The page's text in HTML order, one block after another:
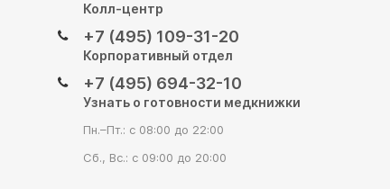
Колл-центр
+7 (495) 109-31-20
Корпоративный отдел
+7 (495) 694-32-10
Узнать о готовности медкнижки
Пн.–Пт.: с 08:00 до 22:00
Сб., Вс.: с 09:00 до 20:00